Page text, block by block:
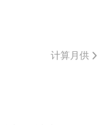
计算月供